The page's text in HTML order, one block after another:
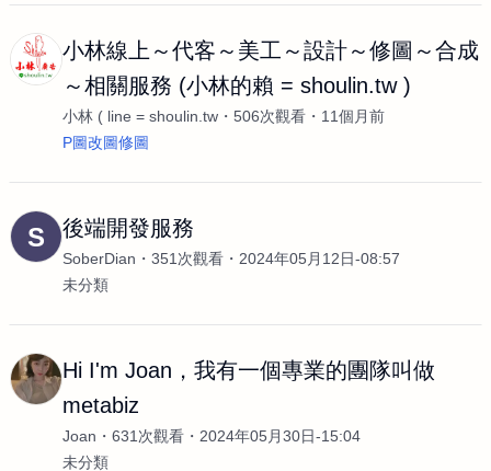
小林線上～代客～美工～設計～修圖～合成
～相關服務 (小林的賴 = shoulin.tw )
小林 ( line = shoulin.tw 506次觀看
11個月前
P圖改圖修圖
S 後端開發服務
SoberDian 351次觀看
2024年05月12日-08:57
未分類
Hi I'm Joan，我有一個專業的團隊叫做
metabiz
Joan 631次觀看
2024年05月30日-15:04
未分類